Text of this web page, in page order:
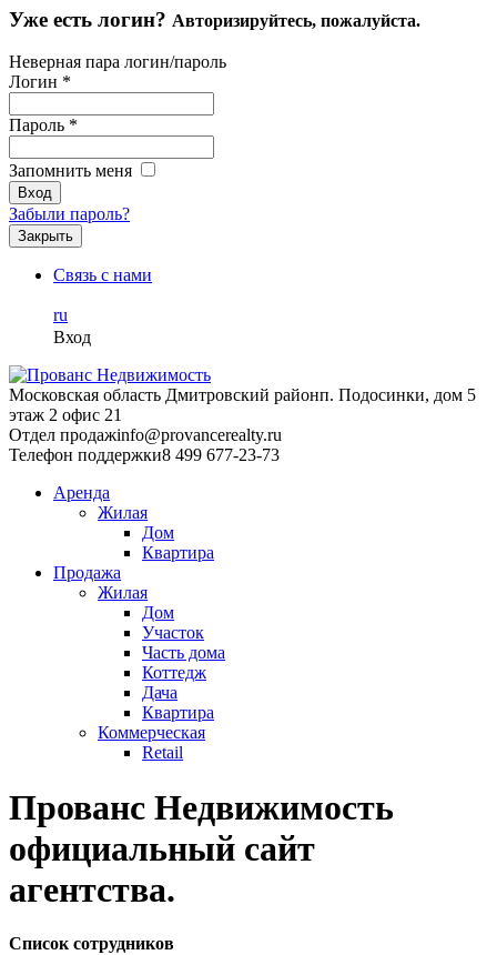
Уже есть логин? Авторизируйтесь, пожалуйста.
Неверная пара логин/пароль
Логин *
Пароль *
Запомнить меня
Забыли пароль?
Закрыть
Связь с нами
ru
Вход
Московская область Дмитровский районп. Подосинки, дом 5
этаж 2 офис 21
Отдел продажinfo@provancerealty.ru
Телефон поддержки8 499 677-23-73
Аренда
Жилая
Дом
Квартира
Продажа
Жилая
Дом
Участок
Часть дома
Коттедж
Дача
Квартира
Коммерческая
Retail
Прованс Недвижимость
официальный сайт
агентства.
Список сотрудников